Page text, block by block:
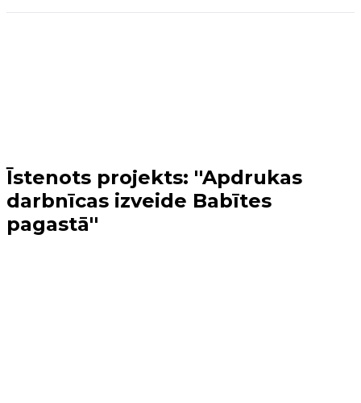
Īstenots projekts: ''Apdrukas
darbnīcas izveide Babītes
pagastā''